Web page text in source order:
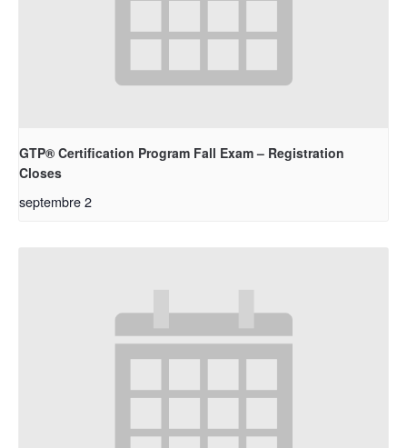
GTP® Certification Program Fall Exam – Registration
Closes
septembre 2